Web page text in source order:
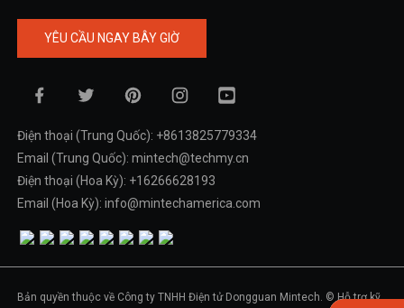
YÊU CẦU NGAY BÂY GIỜ
Điện thoại (Trung Quốc): +8613825779334
Email (Trung Quốc): mintech@techmy.cn
Điện thoại (Hoa Kỳ): +16266628193
Email (Hoa Kỳ): info@mintechamerica.com
Bản quyền thuộc về Công ty TNHH Điện tử Dongguan Mintech. © Hỗ trợ kỹ